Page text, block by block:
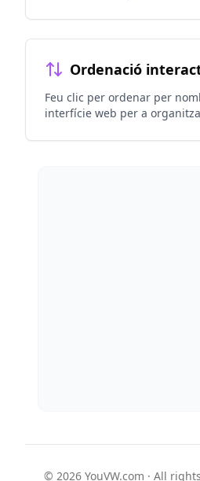
Ordenació
Feu clic per ordenar per
interfície web per a
© 2026 YouVW.com · All